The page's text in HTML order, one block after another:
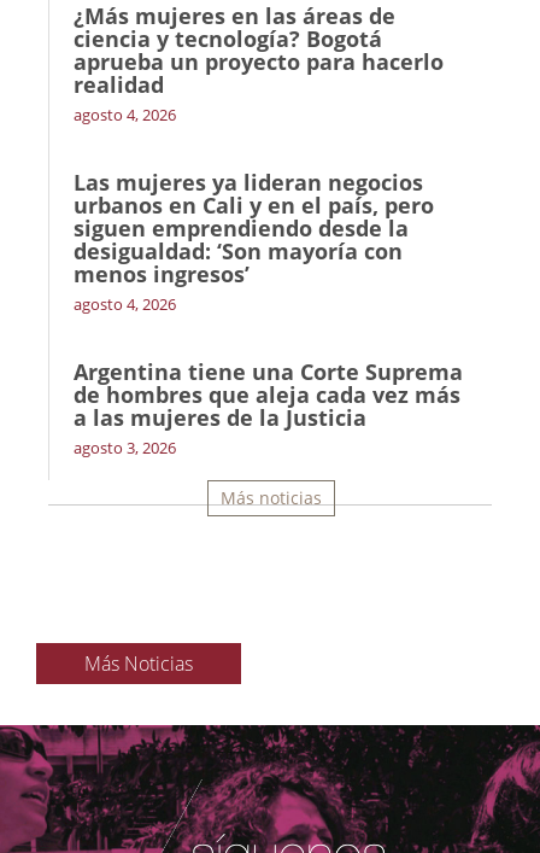
¿Más mujeres en las áreas de
ciencia y tecnología? Bogotá
aprueba un proyecto para hacerlo
realidad
agosto 4, 2026
Las mujeres ya lideran negocios
urbanos en Cali y en el país, pero
siguen emprendiendo desde la
desigualdad: ‘Son mayoría con
menos ingresos’
agosto 4, 2026
Argentina tiene una Corte Suprema
de hombres que aleja cada vez más
a las mujeres de la Justicia
agosto 3, 2026
Más noticias
Más Noticias